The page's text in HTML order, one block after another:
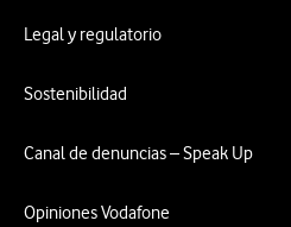
Legal y regulatorio
Sostenibilidad
Canal de denuncias – Speak Up
Opiniones Vodafone